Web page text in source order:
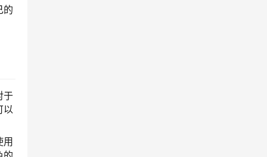
的
于
以